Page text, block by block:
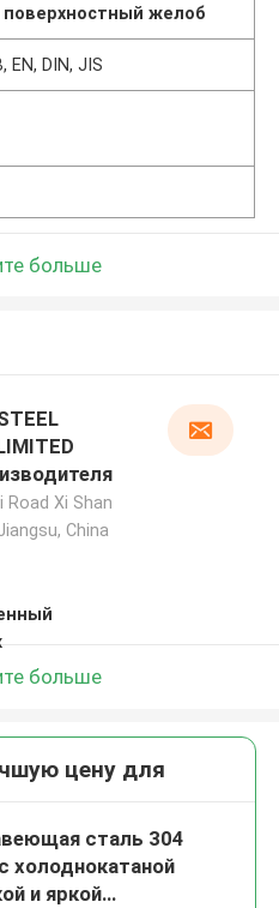
поверхностный желоб
EN, DIN, JIS
больше
Road Xi Shan
China
больше
цену для
сталь 304
холоднокатаной
и яркой